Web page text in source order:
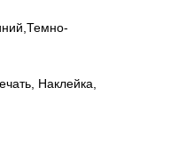
Наклейка,